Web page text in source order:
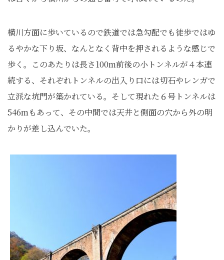
横川方面に歩いているので鉄道では急勾配でも徒歩ではゆ
るやかな下り坂、なんとなく背中を押されるような感じで
歩く。このあたりは長さ100m前後の小トンネルが４本連
続する、それぞれトンネルの出入り口には切石やレンガで
立派な坑門が築かれている。そして現れた６号トンネルは
546mもあって、その中間では天井と側面の穴から外の明
かりが差し込んでいた。